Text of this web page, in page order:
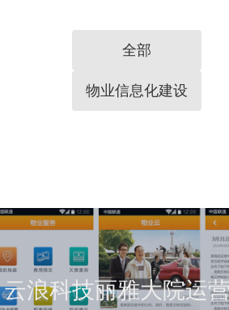
全部
物业信息化建设
云浪科技丽雅大院运营